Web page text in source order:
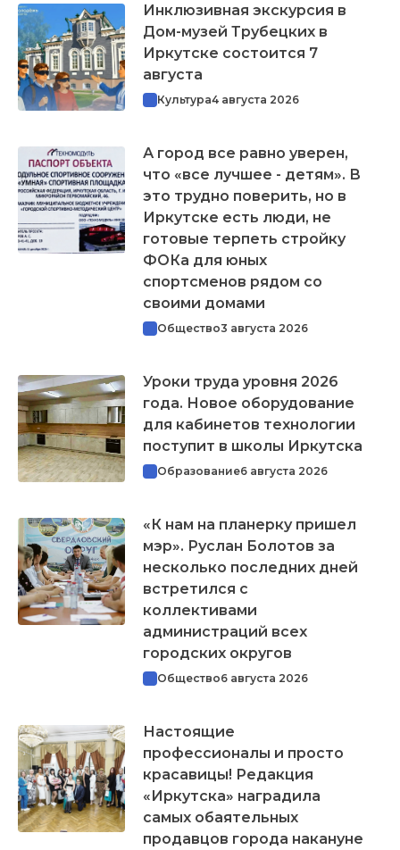
Инклюзивная экскурсия в
Дом-музей Трубецких в
Иркутске состоится 7
августа
Культура4 августа 2026
А город все равно уверен,
что «все лучшее - детям». В
это трудно поверить, но в
Иркутске есть люди, не
готовые терпеть стройку
ФОКа для юных
спортсменов рядом со
своими домами
Общество3 августа 2026
Уроки труда уровня 2026
года. Новое оборудование
для кабинетов технологии
поступит в школы Иркутска
Образование6 августа 2026
«К нам на планерку пришел
мэр». Руслан Болотов за
несколько последних дней
встретился с
коллективами
администраций всех
городских округов
Общество6 августа 2026
Настоящие
профессионалы и просто
красавицы! Редакция
«Иркутска» наградила
самых обаятельных
продавцов города накануне